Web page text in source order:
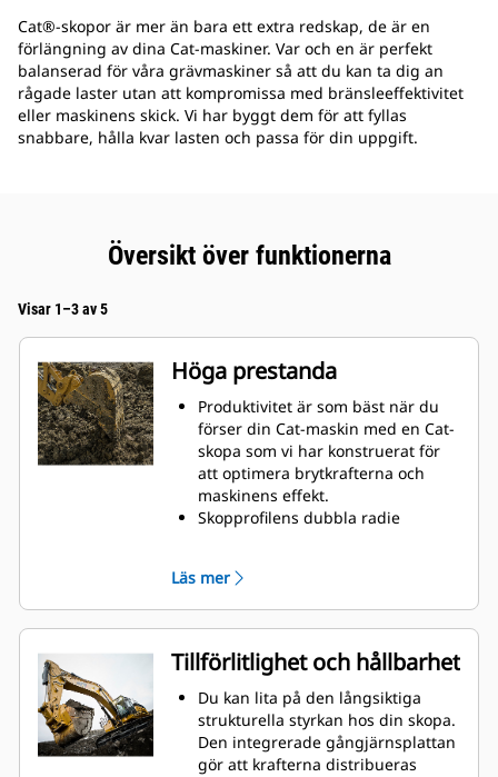
Cat®-skopor är mer än bara ett extra redskap, de är en
förlängning av dina Cat-maskiner. Var och en är perfekt
balanserad för våra grävmaskiner så att du kan ta dig an
rågade laster utan att kompromissa med bränsleeffektivitet
eller maskinens skick. Vi har byggt dem för att fyllas
snabbare, hålla kvar lasten och passa för din uppgift.
Översikt över funktionerna
Visar 1–3 av 5
Höga prestanda
Produktivitet är som bäst när du
förser din Cat-maskin med en Cat-
skopa som vi har konstruerat för
att optimera brytkrafterna och
maskinens effekt.
Skopprofilens dubbla radie
frigång säkerställer att skopans
botten inte släpar, vilket minskar
underhållskostnaderna.
Bränsleförbrukningstoppar under
grävning. Cat-skoporna är
utformade för att skära genom
material snabbt och förbättra
maskinens totala effektivitet.
Lasta mer material på kortare tid.
Läs mer
Tillförlitlighet och hållbarhet
Du kan lita på den långsiktiga
strukturella styrkan hos din skopa.
Den integrerade gångjärnsplattan
gör att krafterna distribueras